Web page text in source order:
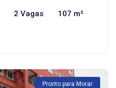
2 Vagas 107 m²
Pronto para Morar